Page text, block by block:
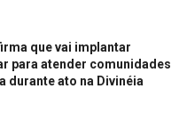
que vai implantar
para atender comunidades
durante ato na Divinéia